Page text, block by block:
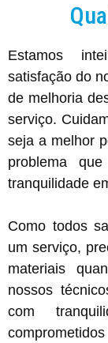
Estamos
satisfação do
de melhoria
serviço.
seja a melhor
problema
tranquilidade
Como todos
um serviço,
materiais
nossos
com